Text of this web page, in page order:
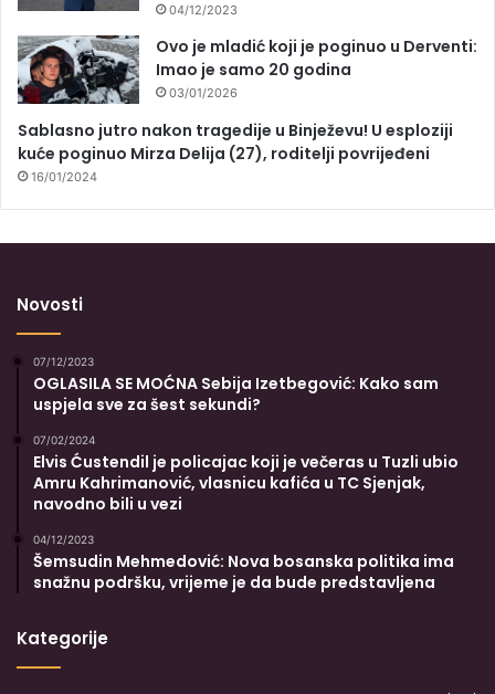
04/12/2023
Ovo je mladić koji je poginuo u Derventi:
Imao je samo 20 godina
03/01/2026
Sablasno jutro nakon tragedije u Binježevu! U esploziji
kuće poginuo Mirza Delija (27), roditelji povrijeđeni
16/01/2024
Novosti
07/12/2023
OGLASILA SE MOĆNA Sebija Izetbegović: Kako sam
uspjela sve za šest sekundi?
07/02/2024
Elvis Ćustendil je policajac koji je večeras u Tuzli ubio
Amru Kahrimanović, vlasnicu kafića u TC Sjenjak,
navodno bili u vezi
04/12/2023
Šemsudin Mehmedović: Nova bosanska politika ima
snažnu podršku, vrijeme je da bude predstavljena
Kategorije